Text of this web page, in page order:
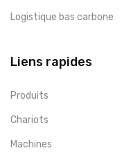
Logistique bas carbone
Liens rapides
Produits
Chariots
Machines